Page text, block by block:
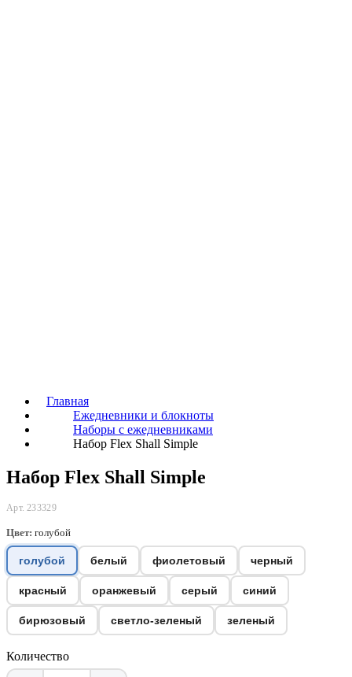
Главная
Ежедневники и блокноты
Наборы с ежедневниками
Набор Flex Shall Simple
Набор Flex Shall Simple
Арт. 233329
Цвет: голубой
голубой белый фиолетовый черный
красный оранжевый серый синий
бирюзовый светло-зеленый зеленый
Количество